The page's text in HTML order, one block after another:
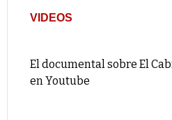
VIDEOS
El documental sobre El
en Youtube